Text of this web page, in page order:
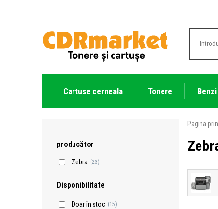
Cartuse cerneala Tonere
producător
Zebra (23)
Disponibilitate
Doar în stoc (15)
Pagina